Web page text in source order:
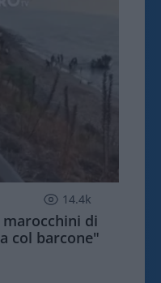
14.4k
di
col barcone"